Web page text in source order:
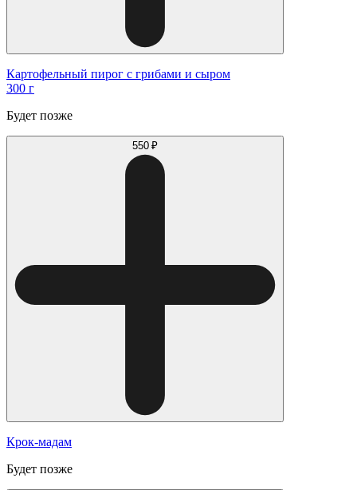
Картофельный пирог с грибами и сыром
300 г
Будет позже
550 ₽
Крок-мадам
Будет позже